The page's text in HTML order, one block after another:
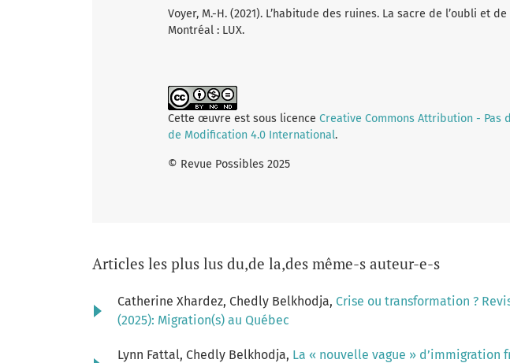
Voyer, M.-H. (2021). L’habitude des ruines. La sacre de l’oubli et
Montréal : LUX.
Cette œuvre est sous licence Creative Commons Attribution - Pas
de Modification 4.0 International.
© Revue Possibles 2025
Articles les plus lus du,de la,des même-s auteur-e-s
Catherine Xhardez, Chedly Belkhodja, Crise ou transformation ?
(2025): Migration(s) au Québec
Lynn Fattal, Chedly Belkhodja, La « nouvelle vague » d’immigration